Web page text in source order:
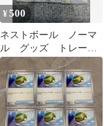
¥500
ネストボール ノーマ
ル グッズ トレーナ
ーズ